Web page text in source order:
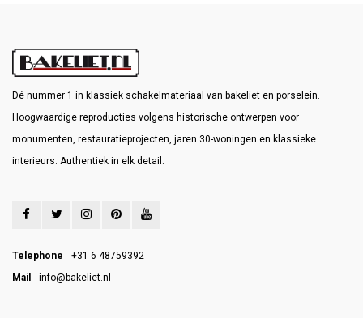
Dé nummer 1 in klassiek schakelmateriaal van bakeliet en porselein.
Hoogwaardige reproducties volgens historische ontwerpen voor
monumenten, restauratieprojecten, jaren 30-woningen en klassieke
interieurs. Authentiek in elk detail.
Telephone
+31 6 48759392
Mail
info@bakeliet.nl